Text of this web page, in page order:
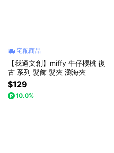
宅配商品
【我適文創】miffy 牛仔櫻桃 復
古 系列 髮飾 髮夾 瀏海夾
$129
10.0%